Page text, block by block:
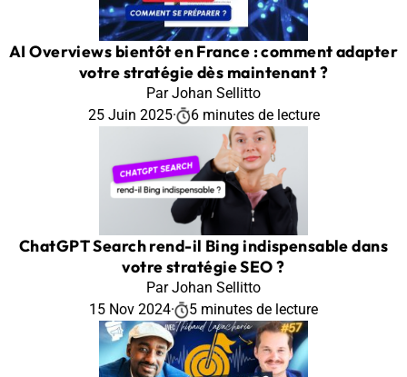
AI Overviews bientôt en France : comment adapter
votre stratégie dès maintenant ?
Par Johan Sellitto
25 Juin 2025· 6 minutes de lecture
ChatGPT Search rend-il Bing indispensable dans
votre stratégie SEO ?
Par Johan Sellitto
15 Nov 2024· 5 minutes de lecture